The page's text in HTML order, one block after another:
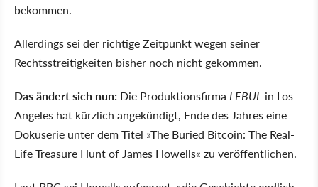
bekommen.
Allerdings sei der richtige Zeitpunkt wegen seiner
Rechtsstreitigkeiten bisher noch nicht gekommen.
Das ändert sich nun: Die Produktionsfirma LEBUL in Los
Angeles hat kürzlich angekündigt, Ende des Jahres eine
Dokuserie unter dem Titel The Buried Bitcoin: The Real-
Life Treasure Hunt of James Howells zu veröffentlichen.